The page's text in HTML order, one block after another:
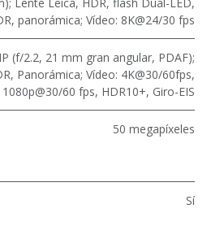
panorámica; Vídeo: 8K@24/30 fps
(f/2.2, 21 mm gran angular, PDAF);
Panorámica; Vídeo: 4K@30/60fps,
1080p@30/60 fps, HDR10+, Giro-EIS
50 megapíxeles
Sí